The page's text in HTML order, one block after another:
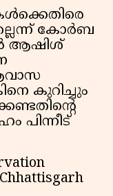
കോര്‍ബ
ആഷിശ്
കുറിച്ചും
പിന്നീട്